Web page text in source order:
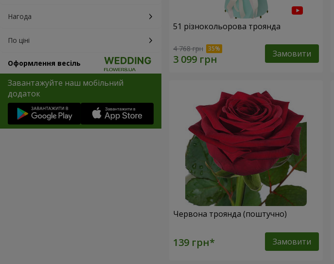
Нагода
По ціні
Оформлення весіль
Завантажуйте наш мобільний
додаток
51 різнокольорова троянда
4 768 грн Замовити
Червона троянда (поштучно)
Замовити